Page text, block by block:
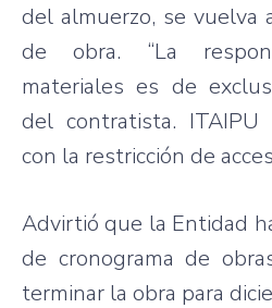
del almuerzo, se vuelva
de obra. “La
materiales es de
del contratista. ITAIPU
con la restricción de
Advirtió que la Entidad
de cronograma de
terminar la obra para